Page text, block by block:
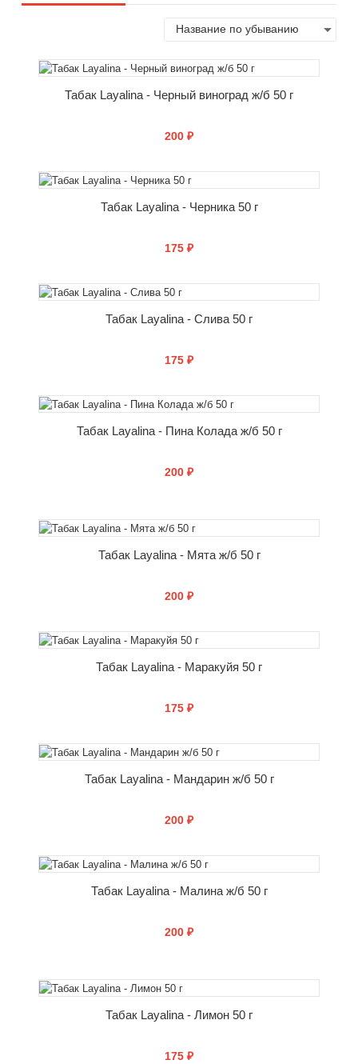
Табак Layalina - Черный виноград ж/б 50 г
200 ₽
СООБЩИТЬ О ПОСТУПЛЕНИИ
Табак Layalina - Черника 50 г
175 ₽
СООБЩИТЬ О ПОСТУПЛЕНИИ
Табак Layalina - Слива 50 г
175 ₽
СООБЩИТЬ О ПОСТУПЛЕНИИ
Табак Layalina - Пина Колада ж/б 50 г
200 ₽
СООБЩИТЬ О ПОСТУПЛЕНИИ
Табак Layalina - Мята ж/б 50 г
200 ₽
СООБЩИТЬ О ПОСТУПЛЕНИИ
Табак Layalina - Маракуйя 50 г
175 ₽
СООБЩИТЬ О ПОСТУПЛЕНИИ
Табак Layalina - Мандарин ж/б 50 г
200 ₽
СООБЩИТЬ О ПОСТУПЛЕНИИ
Табак Layalina - Малина ж/б 50 г
200 ₽
СООБЩИТЬ О ПОСТУПЛЕНИИ
Табак Layalina - Лимон 50 г
175 ₽